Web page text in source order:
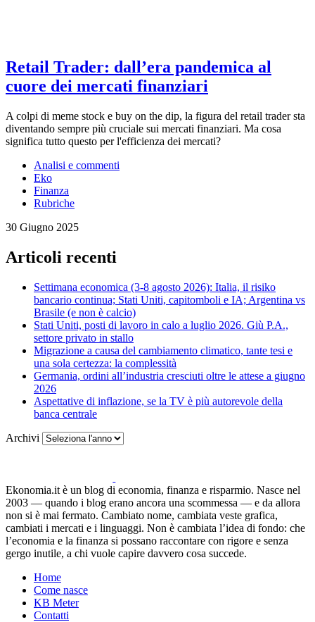
Retail Trader: dall’era pandemica al
cuore dei mercati finanziari
A colpi di meme stock e buy on the dip, la figura del retail trader sta
diventando sempre più cruciale sui mercati finanziari. Ma cosa
significa tutto questo per l'efficienza dei mercati?
Analisi e commenti
Eko
Finanza
Rubriche
30 Giugno 2025
Articoli recenti
Settimana economica (3-8 agosto 2026): Italia, il risiko
bancario continua; Stati Uniti, capitomboli e IA; Argentina vs
Brasile (e non è calcio)
Stati Uniti, posti di lavoro in calo a luglio 2026. Giù P.A.,
settore privato in stallo
Migrazione a causa del cambiamento climatico, tante tesi e
una sola certezza: la complessità
Germania, ordini all’industria cresciuti oltre le attese a giugno
2026
Aspettative di inflazione, se la TV è più autorevole della
banca centrale
Archivi
Ekonomia.it è un blog di economia, finanza e risparmio. Nasce nel
2003 — quando i blog erano ancora una scommessa — e da allora
non si è mai fermato. Cambiato nome, cambiata veste grafica,
cambiati i mercati e i linguaggi. Non è cambiata l’idea di fondo: che
l’economia e la finanza si possano raccontare con rigore e senza
gergo inutile, a chi vuole capire davvero cosa succede.
Home
Come nasce
KB Meter
Contatti